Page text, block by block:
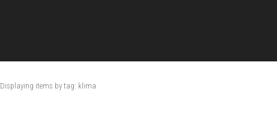
Displaying items by tag: klima